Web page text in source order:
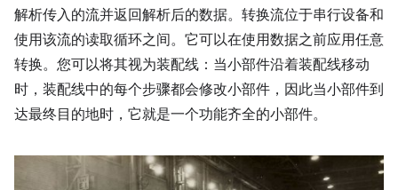
解析传入的流并返回解析后的数据。转换流位于串行设备和
使用该流的读取循环之间。它可以在使用数据之前应用任意
转换。您可以将其视为装配线：当小部件沿着装配线移动
时，装配线中的每个步骤都会修改小部件，因此当小部件到
达最终目的地时，它就是一个功能齐全的小部件。